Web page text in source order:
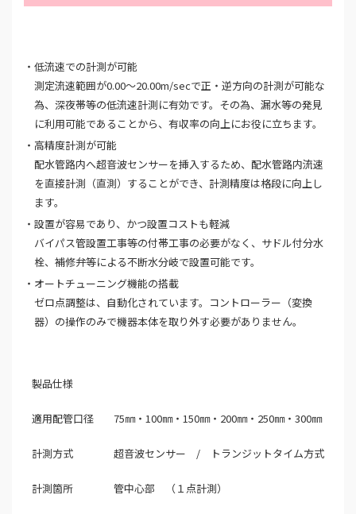
低流速での計測が可能
測定流速範囲が0.00～20.00m/secで正・逆方向の計測が可能な
為、深夜帯等の低流速計測に有効です。その為、漏水等の発見
に利用可能であることから、有収率の向上にお役に立ちます。
高精度計測が可能
配水管路内へ超音波センサーを挿入するため、配水管路内流速
を直接計測（直測）することができ、計測精度は格段に向上し
ます。
設置が容易であり、かつ設置コストも軽減
バイパス管設置工事等の付帯工事の必要がなく、サドル付分水
栓、補修弁等による不断水分岐で設置可能です。
オートチューニング機能の搭載
ゼロ点調整は、自動化されています。コントローラー（変換
器）の操作のみで機器本体を取り外す必要がありません。
製品仕様
適用配管口径 75㎜・100㎜・150㎜・200㎜・250㎜・300㎜
計測方式 超音波センサー / トランジットタイム方式
計測箇所 管中心部 （１点計測）